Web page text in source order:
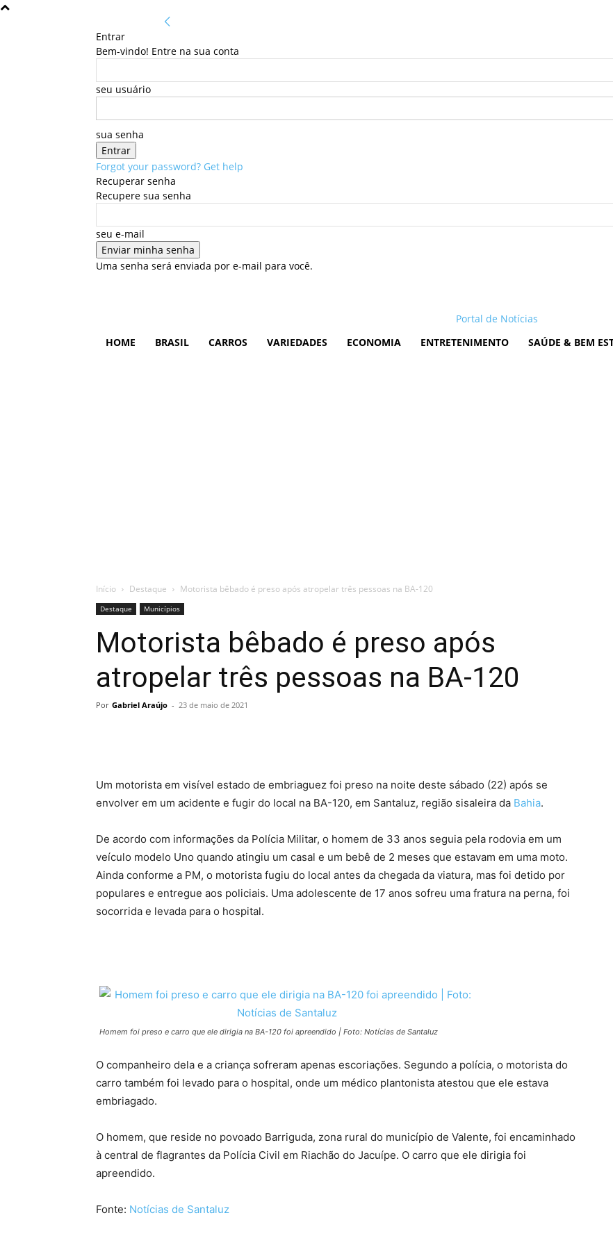
Entrar
Bem-vindo! Entre na sua conta
seu usuário
sua senha
Forgot your password? Get help
Recuperar senha
Recupere sua senha
seu e-mail
Uma senha será enviada por e-mail para você.
Portal de Notícias
HOME
BRASIL CARROS VARIEDADES ECONOMIA ENTRETENIMENTO SAÚDE & BEM
Início Destaque Motorista bêbado é preso após atropelar três pessoas na BA-120
Destaque Municípios
Motorista bêbado é preso após
atropelar três pessoas na BA-120
Por Gabriel Araújo - 23 de maio de 2021
Um motorista em visível estado de embriaguez foi preso na noite deste sábado (22) após se
envolver em um acidente e fugir do local na BA-120, em Santaluz, região sisaleira da Bahia.
De acordo com informações da Polícia Militar, o homem de 33 anos seguia pela rodovia em um
veículo modelo Uno quando atingiu um casal e um bebê de 2 meses que estavam em uma moto.
Ainda conforme a PM, o motorista fugiu do local antes da chegada da viatura, mas foi detido por
populares e entregue aos policiais. Uma adolescente de 17 anos sofreu uma fratura na perna, foi
socorrida e levada para o hospital.
Homem foi preso e carro que ele dirigia na BA-120 foi apreendido | Foto: Notícias de Santaluz
O companheiro dela e a criança sofreram apenas escoriações. Segundo a polícia, o motorista do
carro também foi levado para o hospital, onde um médico plantonista atestou que ele estava
embriagado.
O homem, que reside no povoado Barriguda, zona rural do município de Valente, foi encaminhado
à central de flagrantes da Polícia Civil em Riachão do Jacuípe. O carro que ele dirigia foi
apreendido.
Fonte: Notícias de Santaluz